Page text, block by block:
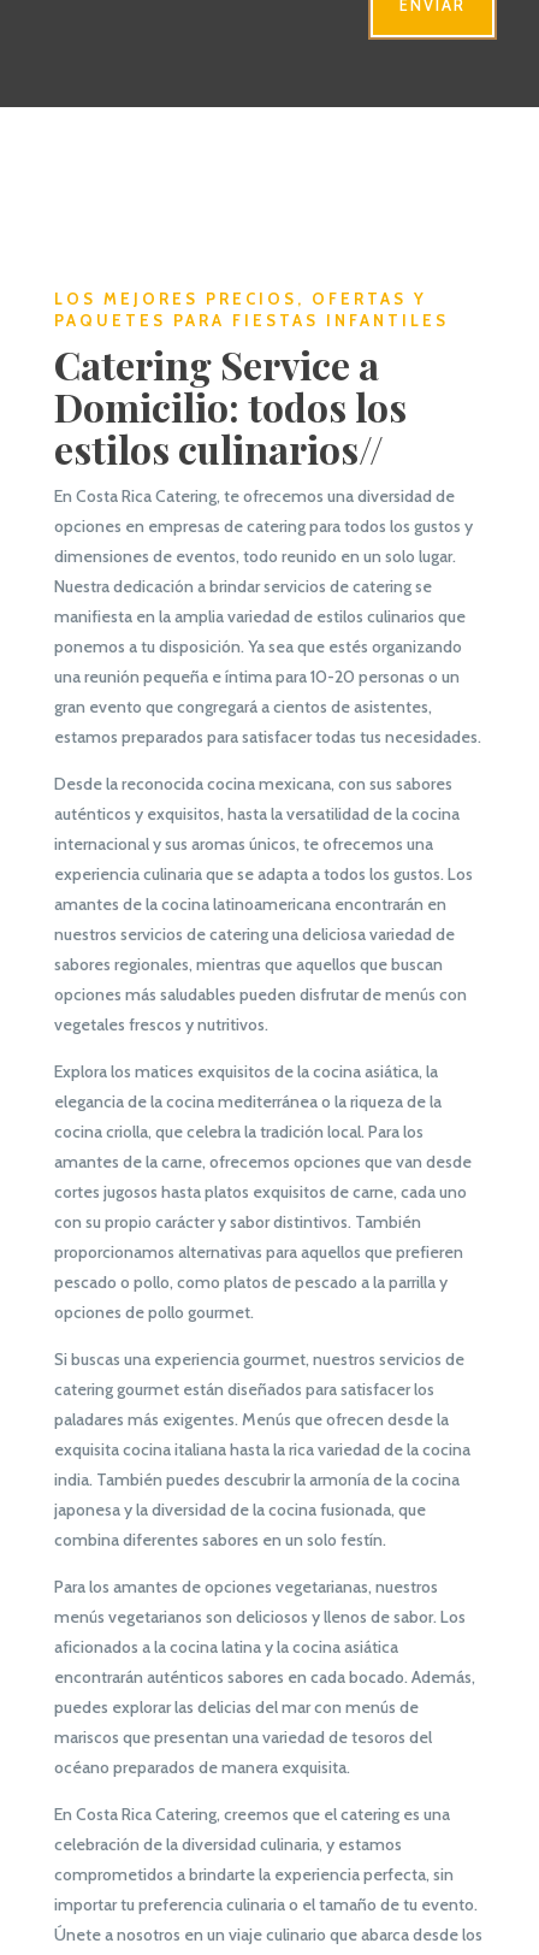
ENVIAR
LOS MEJORES PRECIOS, OFERTAS Y
PAQUETES PARA FIESTAS INFANTILES
Catering Service a
Domicilio: todos los
estilos culinarios//
En Costa Rica Catering, te ofrecemos una diversidad de
opciones en empresas de catering para todos los gustos y
dimensiones de eventos, todo reunido en un solo lugar.
Nuestra dedicación a brindar servicios de catering se
manifiesta en la amplia variedad de estilos culinarios que
ponemos a tu disposición. Ya sea que estés organizando
una reunión pequeña e íntima para 10-20 personas o un
gran evento que congregará a cientos de asistentes,
estamos preparados para satisfacer todas tus necesidades.
Desde la reconocida cocina mexicana, con sus sabores
auténticos y exquisitos, hasta la versatilidad de la cocina
internacional y sus aromas únicos, te ofrecemos una
experiencia culinaria que se adapta a todos los gustos. Los
amantes de la cocina latinoamericana encontrarán en
nuestros servicios de catering una deliciosa variedad de
sabores regionales, mientras que aquellos que buscan
opciones más saludables pueden disfrutar de menús con
vegetales frescos y nutritivos.
Explora los matices exquisitos de la cocina asiática, la
elegancia de la cocina mediterránea o la riqueza de la
cocina criolla, que celebra la tradición local. Para los
amantes de la carne, ofrecemos opciones que van desde
cortes jugosos hasta platos exquisitos de carne, cada uno
con su propio carácter y sabor distintivos. También
proporcionamos alternativas para aquellos que prefieren
pescado o pollo, como platos de pescado a la parrilla y
opciones de pollo gourmet.
Si buscas una experiencia gourmet, nuestros servicios de
catering gourmet están diseñados para satisfacer los
paladares más exigentes. Menús que ofrecen desde la
exquisita cocina italiana hasta la rica variedad de la cocina
india. También puedes descubrir la armonía de la cocina
japonesa y la diversidad de la cocina fusionada, que
combina diferentes sabores en un solo festín.
Para los amantes de opciones vegetarianas, nuestros
menús vegetarianos son deliciosos y llenos de sabor. Los
aficionados a la cocina latina y la cocina asiática
encontrarán auténticos sabores en cada bocado. Además,
puedes explorar las delicias del mar con menús de
mariscos que presentan una variedad de tesoros del
océano preparados de manera exquisita.
En Costa Rica Catering, creemos que el catering es una
celebración de la diversidad culinaria, y estamos
comprometidos a brindarte la experiencia perfecta, sin
importar tu preferencia culinaria o el tamaño de tu evento.
Únete a nosotros en un viaje culinario que abarca desde los